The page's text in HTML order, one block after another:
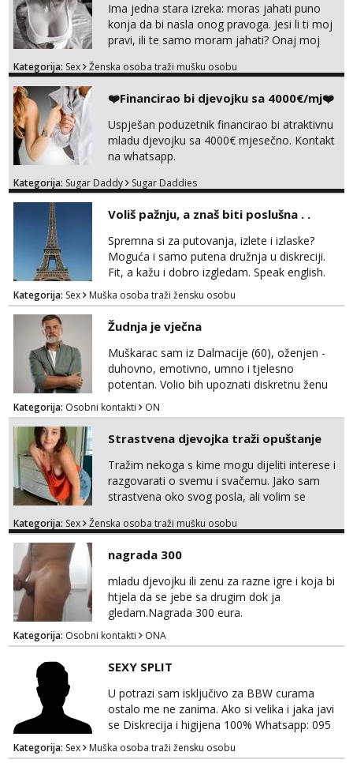
Ima jedna stara izreka: moras jahati puno
konja da bi nasla onog pravoga. Jesi li ti moj
pravi, ili te samo moram jahati? Onaj moj
na sexdater link i javi mi se tamo....
Kategorija: Sex Ženska osoba traži mušku osobu
❤️Financirao bi djevojku sa 4000€/mj❤️
Uspješan poduzetnik financirao bi atraktivnu
mladu djevojku sa 4000€ mjesečno. Kontakt
na whatsapp.
Kategorija: Sugar Daddy Sugar Daddies
Voliš pažnju, a znaš biti poslušna . .
Spremna si za putovanja, izlete i izlaske?
Moguća i samo putena družnja u diskreciji.
Fit, a kažu i dobro izgledam. Speak english.
Javi se WhatsApp +385958572362
Kategorija: Sex Muška osoba traži žensku osobu
Žudnja je vječna
Muškarac sam iz Dalmacije (60), oženjen -
duhovno, emotivno, umno i tjelesno
potentan. Volio bih upoznati diskretnu ženu
koja voli život i životnu razigranost, neovisno
o njenim godinama, statusu i tzv. moralu. Na
lijep ću način, galantno i svojim srcem
uzvratiti na prijateljstvo, nježnost i strast.
Kategorija: Osobni kontakti ON
Strastvena djevojka traži opuštanje
Tražim nekoga s kime mogu dijeliti interese i
razgovarati o svemu i svačemu. Jako sam
strastvena oko svog posla, ali volim se
Voljela bi naci nekoga pa da se nemoram
ispod i nadji me tamo, cekam te!
Kategorija: Sex Ženska osoba traži mušku osobu
nagrada 300
mladu djevojku ili zenu za razne igre i koja bi
htjela da se jebe sa drugim dok ja
gledam.Nagrada 300 eura.
Kategorija: Osobni kontakti ONA
SEXY SPLIT
U potrazi sam isključivo za BBW curama
ostalo me ne zanima. Ako si velika i jaka javi
se Diskrecija i higijena 100% Whatsapp: 095
769 4920
Kategorija: Sex Muška osoba traži žensku osobu